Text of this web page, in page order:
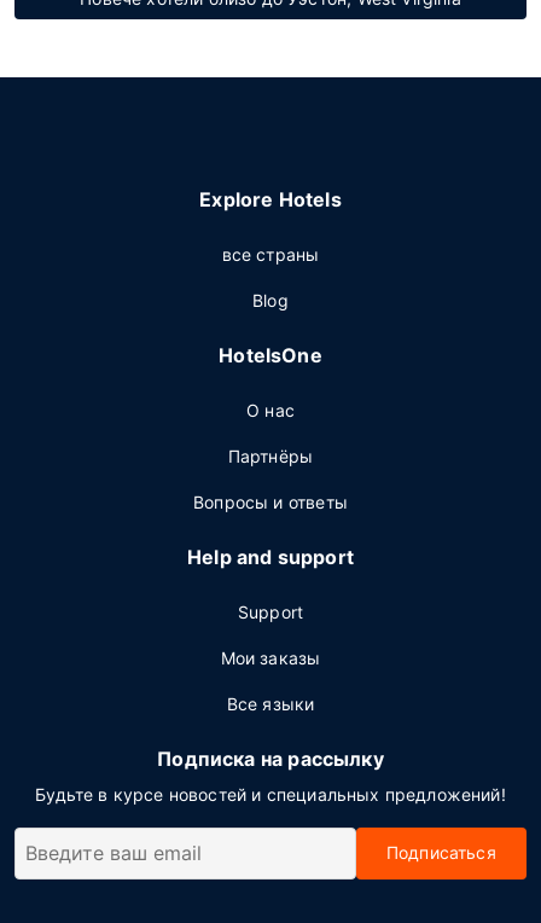
Explore Hotels
все страны
Blog
HotelsOne
О нас
Партнёры
Вопросы и ответы
Help and support
Support
Мои заказы
Все языки
Подписка на рассылку
Будьте в курсе новостей и специальных предложений!
Подписаться